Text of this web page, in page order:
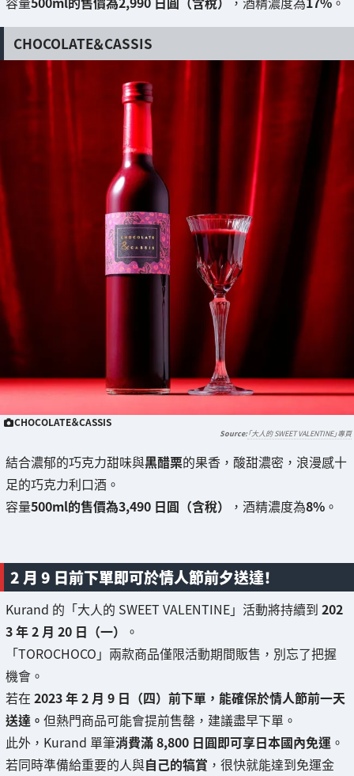
CHOCOLATE＆CASSIS
CHOCOLATE＆CASSIS
「大人的 SWEET VALENTINE」專頁
結合濃郁的巧克力甜味與黑醋栗的果香，酸甜濃密，浪漫感十
足的巧克力利口酒。
容量500ml的售價為3,490 日圓（含稅） ，酒精濃度為8% 。
2 月 9 日前下單即可於情人節前夕送達！
Kurand 的「大人的 SWEET VALENTINE」活動將持續到 202
3 年 2 月 20 日（一）
。
「TOROCHOCO」兩款商品僅限活動期間販售，別忘了把握
機會。
若在 2023 年 2 月 9 日（四）前下單，能確保於情人節前一天
送達。 但熱門商品可能會提前售罄，建議盡早下單。
此外，Kurand 單筆消費滿 8,800 日圓即可享日本國內免運 。
若同時準備給重要的人與自己的犒賞 ，很快就能達到免運金